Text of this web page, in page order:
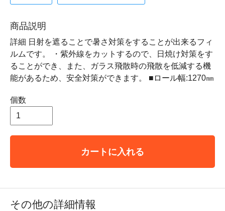
商品説明
詳細 日射を遮ることで暑さ対策をすることが出来るフィ
ルムです。 ・紫外線をカットするので、日焼け対策をす
ることができ、また、ガラス飛散時の飛散を低減する機
能があるため、安全対策ができます。 ■ロール幅:1270㎜
個数
カートに入れる
その他の詳細情報